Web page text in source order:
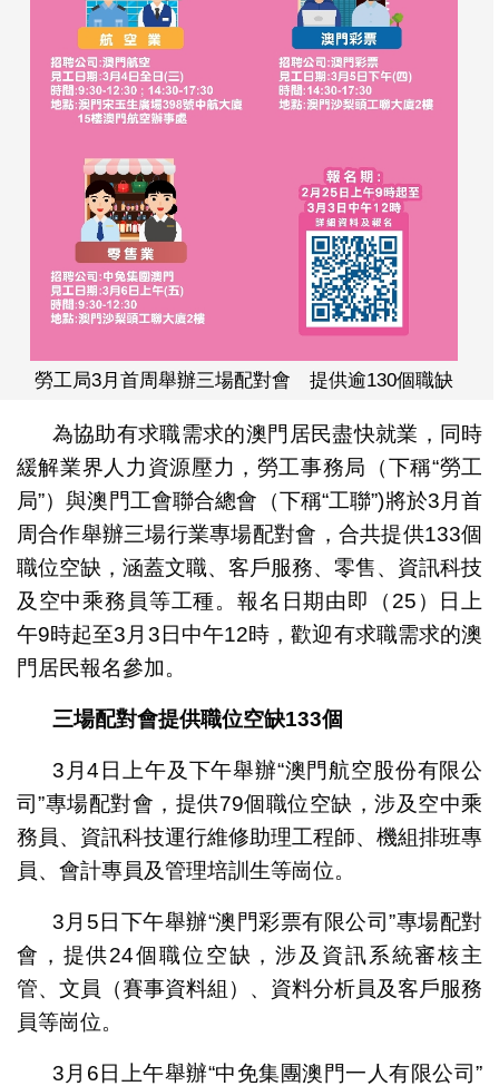
勞工局3月首周舉辦三場配對會 提供逾130個職缺
為協助有求職需求的澳門居民盡快就業，同時
緩解業界人力資源壓力，勞工事務局（下稱“勞工
局”）與澳門工會聯合總會（下稱“工聯”)將於3月首
周合作舉辦三場行業專場配對會，合共提供133個
職位空缺，涵蓋文職、客戶服務、零售、資訊科技
及空中乘務員等工種。報名日期由即（25）日上
午9時起至3月3日中午12時，歡迎有求職需求的澳
門居民報名參加。
三場配對會提供職位空缺133個
3月4日上午及下午舉辦“澳門航空股份有限公
司”專場配對會，提供79個職位空缺，涉及空中乘
務員、資訊科技運行維修助理工程師、機組排班專
員、會計專員及管理培訓生等崗位。
3月5日下午舉辦“澳門彩票有限公司”專場配對
會，提供24個職位空缺，涉及資訊系統審核主
管、文員（賽事資料組）、資料分析員及客戶服務
員等崗位。
3月6日上午舉辦“中免集團澳門一人有限公司”